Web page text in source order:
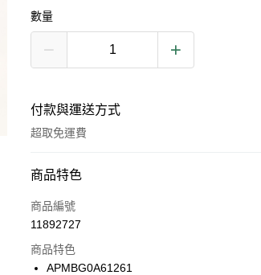
數量
付款與運送方式
超取免運費
付款方式
信用卡一次付款
Apple Pay
商品特色
商品編號
11892727
商品特色
APMBG0A61261